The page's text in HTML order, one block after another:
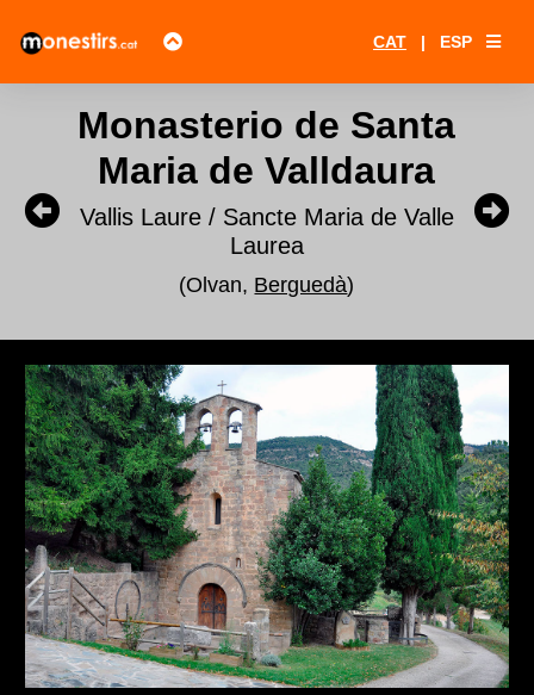
CAT | ESP
Monasterio de Santa
Maria de Valldaura
Vallis Laure / Sancte Maria de Valle
Laurea
(Olvan, Berguedà)